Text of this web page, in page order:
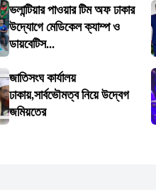
ভলান্টিয়ার পাওয়ার টিম অফ ঢাকার
উদ্যোগে মেডিকেল ক্যাম্প ও
ডায়বেটিস...
জাতিসংঘ কার্যালয়
ঢাকায়,সার্বভৌমত্ব নিয়ে উদ্বেগ
জমিয়তের